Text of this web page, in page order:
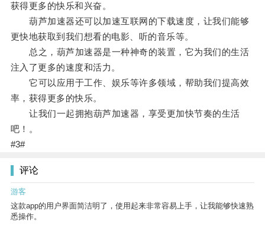
获得更多的快乐和兴奋。
葫芦加速器还可以加速互联网的下载速度，让我们能够
更快地获取到我们想看的电影、听的音乐等。
总之，葫芦加速器是一种神奇的装置，它为我们的生活
注入了更多的速度和活力。
它可以应用于工作、娱乐等许多领域，帮助我们提高效
率，获得更多的快乐。
让我们一起拥抱葫芦加速器，享受更加快节奏的生活
吧！。
#3#
评论
游客
这款app的用户界面简洁明了，使用起来非常容易上手，让我能够快速熟
悉操作。